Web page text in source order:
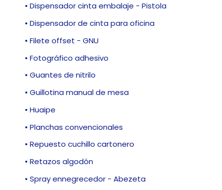
• Dispensador cinta embalaje - Pistola
• Dispensador de cinta para oficina
• Filete offset - GNU
• Fotográfico adhesivo
• Guantes de nitrilo
• Guillotina manual de mesa
• Huaipe
• Planchas convencionales
• Repuesto cuchillo cartonero
• Retazos algodón
• Spray ennegrecedor - Abezeta